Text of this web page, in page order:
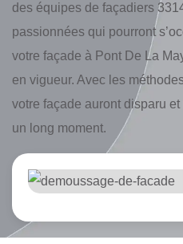
des équipes de façadiers
passionnées qui pourront
votre façade à Pont De La
en vigueur. Avec les
votre façade auront disparu
un long moment.